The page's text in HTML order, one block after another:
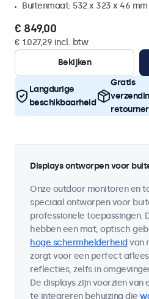
Buitenmaat: 532 x 323 x 46 mm
€ 849,00
€ 1.027,29 incl. btw
Bekijken
Langdurige
beschikbaarheid
Gratis
Displays ontworpen voor
Onze outdoor monitoren en
speciaal ontworpen voor
professionele toepassingen.
hebben een mat, optisch
hoge schermhelderheid van
zorgt voor een perfect
reflecties, zelfs in
De displays zijn voorzien van
te integreren behuizing die